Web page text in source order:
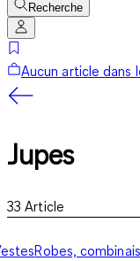
Recherche
Aucun article dans
Jupes
33 Article
Robes,